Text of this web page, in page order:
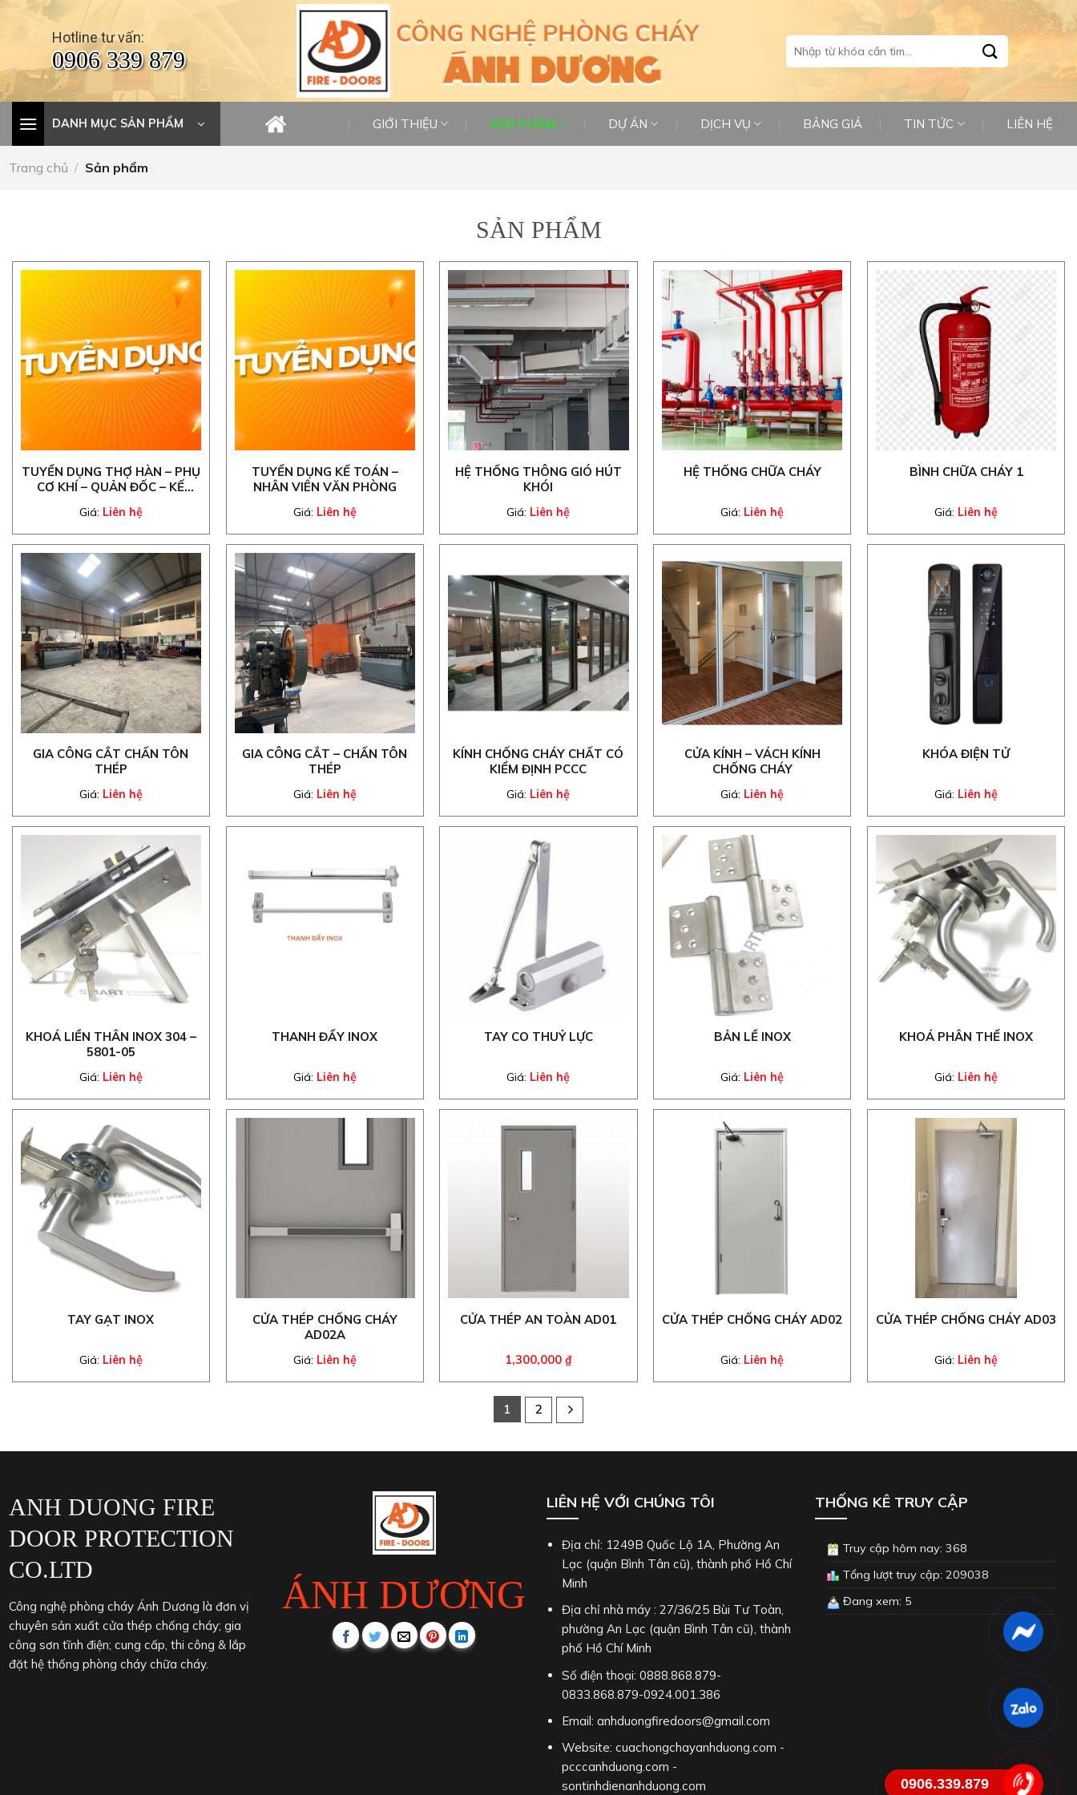
Hotline tư vấn:
0906 339 879
Tìm
kiếm:
DANH MỤC SẢN PHẨM GIỚI THIỆU SẢN PHẨM DỰ ÁN DỊCH VỤ BẢNG GIÁ TIN TỨC LIÊN HỆ
Trang chủ / Sản phẩm
SẢN PHẨM
TUYỂN DỤNG THỢ HÀN – PHỤ
CƠ KHÍ – QUẢN ĐỐC – KẾ
Giá: Liên hệ
TUYỂN DỤNG KẾ TOÁN –
NHÂN VIÊN VĂN PHÒNG
Giá: Liên hệ
HỆ THỐNG THÔNG GIÓ HÚT
KHÓI
Giá: Liên hệ
HỆ THỐNG CHỮA CHÁY
Giá: Liên hệ
BÌNH CHỮA CHÁY 1
Giá: Liên hệ
GIA CÔNG CẮT CHẤN TÔN
THÉP
Giá: Liên hệ
GIA CÔNG CẮT – CHẤN TÔN
THÉP
Giá: Liên hệ
KÍNH CHỐNG CHÁY CHẤT CÓ
KIỂM ĐỊNH PCCC
Giá: Liên hệ
CỬA KÍNH – VÁCH KÍNH
CHỐNG CHÁY
Giá: Liên hệ
KHÓA ĐIỆN TỬ
Giá: Liên hệ
KHOÁ LIỀN THÂN INOX 304 –
5801-05
Giá: Liên hệ
THANH ĐẨY INOX
Giá: Liên hệ
TAY CO THUỶ LỰC
Giá: Liên hệ
BẢN LỀ INOX
Giá: Liên hệ
KHOÁ PHÂN THỂ INOX
Giá: Liên hệ
TAY GẠT INOX
Giá: Liên hệ
CỬA THÉP CHỐNG CHÁY
AD02A
Giá: Liên hệ
CỬA THÉP AN TOÀN AD01
1,300,000 ₫
CỬA THÉP CHỐNG CHÁY AD02
Giá: Liên hệ
CỬA THÉP CHỐNG CHÁY AD03
Giá: Liên hệ
1 2
ANH DUONG FIRE
DOOR PROTECTION
CO.LTD
Công nghệ phòng cháy Ánh Dương là đơn vị
chuyên sản xuất cửa thép chống cháy; gia
công sơn tĩnh điện; cung cấp, thi công & lắp
đặt hệ thống phòng cháy chữa cháy.
ÁNH DƯƠNG
LIÊN HỆ VỚI CHÚNG TÔI
Địa chỉ: 1249B Quốc Lộ 1A, Phường An
Lạc (quận Bình Tân cũ), thành phố Hồ Chí
Minh
Địa chỉ nhà máy : 27/36/25 Bùi Tư Toàn,
phường An Lạc (quận Bình Tân cũ), thành
phố Hồ Chí Minh
Số điện thoại: 0888.868.879-
0833.868.879-0924.001.386
Email: anhduongfiredoors@gmail.com
Website: cuachongchayanhduong.com -
pcccanhduong.com -
sontinhdienanhduong.com
THỐNG KÊ TRUY CẬP
Truy cập hôm nay: 368
Tổng lượt truy cập: 209038
Đang xem: 5
0906.339.879